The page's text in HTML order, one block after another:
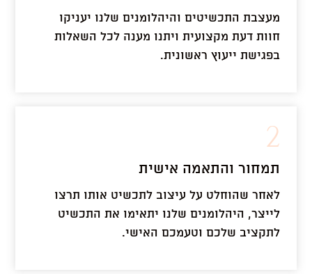
מעצבת התכשיטים והיהלומנים שלנו יעניקו
חוות דעת מקצועית ויתנו מענה לכל השאלות
בפגישת ייעוץ ראשונית.
2
תמחור והתאמה אישית
לאחר שהוחלט על עיצוב לתכשיט אותו תרצו
לייצר, היהלומנים שלנו יתאימו את התכשיט
לתקציב שלכם וטעמכם האישי.